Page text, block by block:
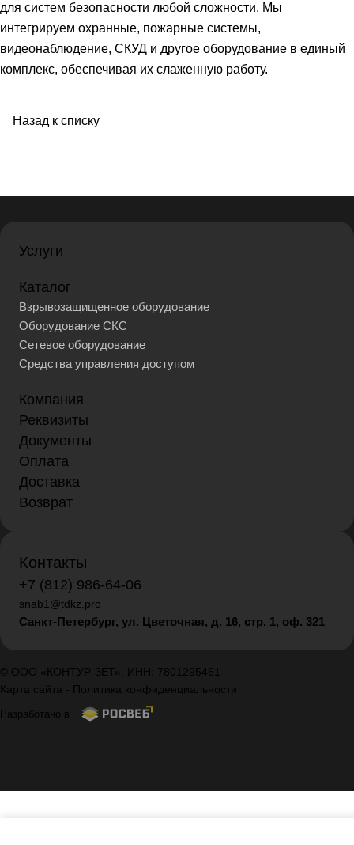
для систем безопасности любой сложности. Мы
интегрируем охранные, пожарные системы,
видеонаблюдение, СКУД и другое оборудование в единый
комплекс, обеспечивая их слаженную работу.
Назад к списку
Услуги
Каталог
Взрывозащищенное оборудование
Оборудование СКС
Сетевое оборудование
Средства управления доступом
Компания
Реквизиты
Документы
Оплата
Доставка
Возврат
Контакты
+7 (812) 986-64-06
snab1@tdkz.pro
Санкт-Петербург, ул. Цветочная, д. 16, стр. 1, оф. 321
© ООО «КОНТУР-ЗЕТ», ИНН: 7801295461
Карта сайта - Политика конфиденциальности
Разработано в